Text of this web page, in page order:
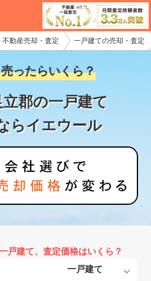
不動産売却・査定 一戸建ての売却・査定
ったらいくら？
郡の一戸建て
らイエウール
戸建て、査定価格はいくら？
産会社様